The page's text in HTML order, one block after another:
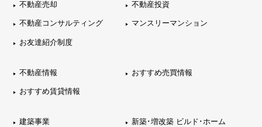
不動産売却 不動産投資
不動産コンサルティング マンスリーマンション
お友達紹介制度
不動産情報 おすすめ売買情報
おすすめ賃貸情報
建築事業 新築･増改築 ビルド･ホーム